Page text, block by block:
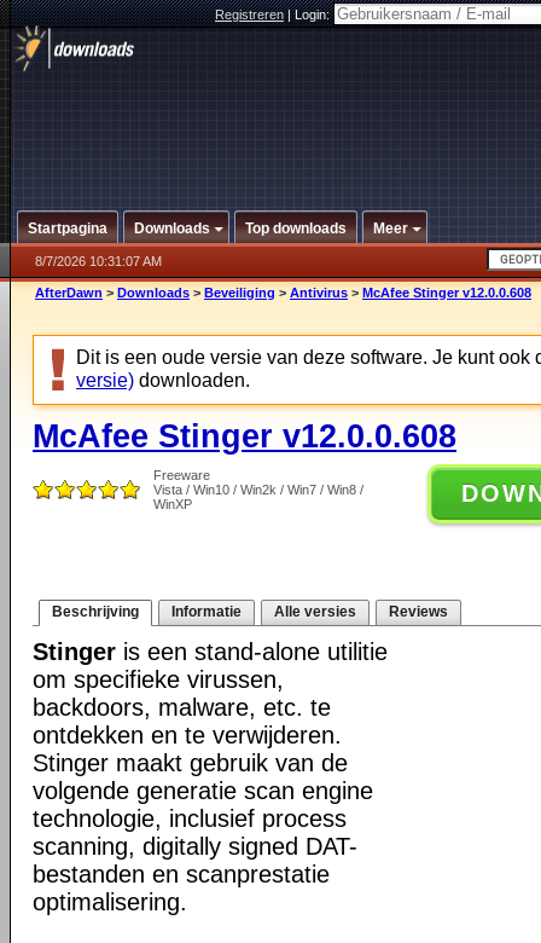
Registreren|Login:
Startpagina Downloads Top downloads Meer
8/7/2026 10:31:07 AM
AfterDawn > Downloads > Beveiliging > Antivirus > McAfee Stinger v12.0.0.608
Dit is een oude versie van deze software. Je kunt ook
versie) downloaden.
McAfee Stinger v12.0.0.608
Freeware
Vista / Win10 / Win2k / Win7 / Win8 /
WinXP
Beschrijving Informatie Alle versies Reviews
Stinger is een stand-alone utilitie
om specifieke virussen,
backdoors, malware, etc. te
ontdekken en te verwijderen.
Stinger maakt gebruik van de
volgende generatie scan engine
technologie, inclusief process
scanning, digitally signed DAT-
bestanden en scanprestatie
optimalisering.